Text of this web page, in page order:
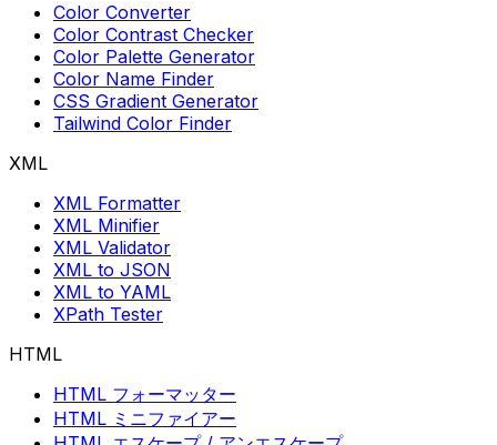
Color Converter
Color Contrast Checker
Color Palette Generator
Color Name Finder
CSS Gradient Generator
Tailwind Color Finder
XML
XML Formatter
XML Minifier
XML Validator
XML to JSON
XML to YAML
XPath Tester
HTML
HTML フォーマッター
HTML ミニファイアー